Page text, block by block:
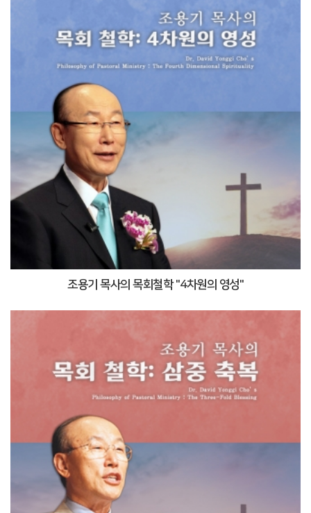
조용기 목사의 목회철학 "4차원의 영성"